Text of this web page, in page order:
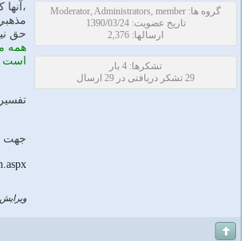
گروه ها: Moderator, Administrators, member
تاریخ عضویت: 1390/03/24
ارسالها: 2,376
تشکرها: 4 بار
29 تشکر دریافتی در 29 ارسال
حق
همه
است
جهت
ویرایش